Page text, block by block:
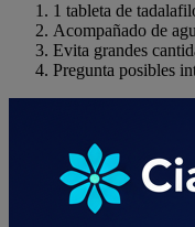
1 tableta de
Acompañado de
Evita grandes
Pregunta posibles